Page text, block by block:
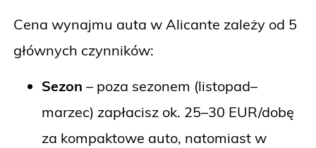
Cena wynajmu auta w Alicante zależy od 5
głównych czynników:
Sezon – poza sezonem (listopad–
marzec) zapłacisz ok. 25–30 EUR/dobę
za kompaktowe auto, natomiast w